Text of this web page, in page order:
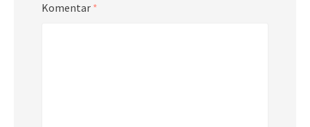
Komentar *